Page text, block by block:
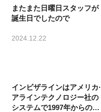
またまた日曜日スタッフが
誕生日でしたので
2024.12.22
インビザラインはアメリカ·
アラインテクノロジー社の
システムで1997年からの実